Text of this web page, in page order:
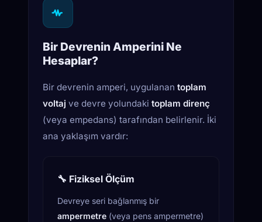
Bir Devrenin Amperini Ne
Hesaplar?
Bir devrenin amperi, uygulanan toplam
voltaj ve devre yolundaki toplam direnç
(veya empedans) tarafından belirlenir. İki
ana yaklaşım vardır:
🔧 Fiziksel Ölçüm
Devreye seri bağlanmış bir
ampermetre (veya pens ampermetre)